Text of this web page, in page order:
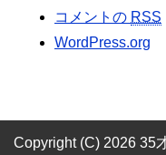
コメントの RSS
WordPress.org
Copyright (C) 2026 35